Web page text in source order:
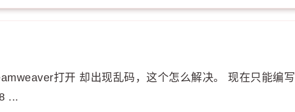
打开 却出现乱码，这个怎么解决。 现在只能编写
...